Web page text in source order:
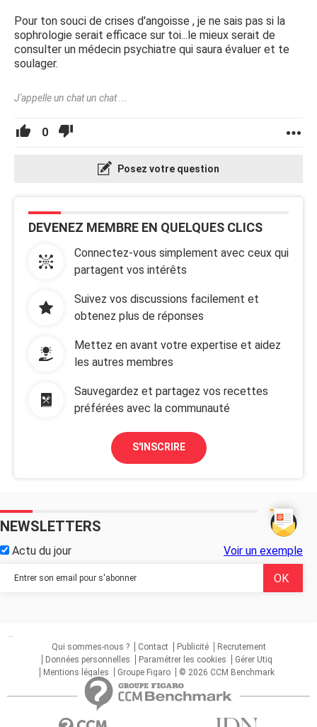
Pour ton souci de crises d'angoisse , je ne sais pas si la
sophrologie serait efficace sur toi...le mieux serait de
consulter un médecin psychiatre qui saura évaluer et te
soulager.
J'appelle un chat un chat ...
0
Posez votre question
DEVENEZ MEMBRE EN QUELQUES CLICS
Connectez-vous simplement avec ceux qui
partagent vos intérêts
Suivez vos discussions facilement et
obtenez plus de réponses
Mettez en avant votre expertise et aidez
les autres membres
Sauvegardez et partagez vos recettes
préférées avec la communauté
S'INSCRIRE
NEWSLETTERS
Actu du jour Voir un exemple
...
Qui sommes-nous ?
Contact Publicité
Recrutement
Données personnelles
Paramétrer les cookies
Gérer Utiq
Mentions légales
Groupe Figaro © 2026 CCM Benchmark